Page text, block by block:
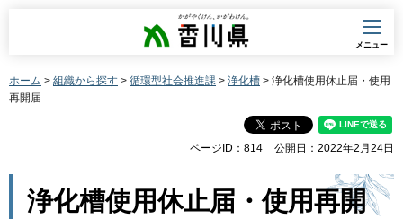
香川県
メニュー
ホーム > 組織から探す > 循環型社会推進課 > 浄化槽 > 浄化槽使用休止届・使用
再開届
ページID：814 公開日：2022年2月24日
浄化槽使用休止届・使用再開